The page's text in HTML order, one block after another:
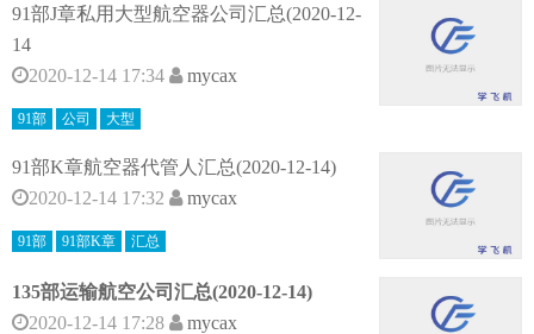
91部J章私用大型航空器公司汇总(2020-12-
14
2020-12-14 17:34
mycax
91部 公司 大型
91部K章航空器代管人汇总(2020-12-14)
2020-12-14 17:32
mycax
91部 91部K章 汇总
135部运输航空公司汇总(2020-12-14)
2020-12-14 17:28
mycax